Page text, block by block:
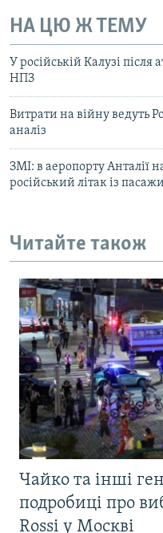
НА ЦЮ Ж ТЕМУ
У російській Калузі
НПЗ
Витрати на війну ведуть
аналіз
ЗМІ: в аеропорту Анталії
російський літак із
Читайте також
Чайко та інші
подробиці про
Rossi у Москві